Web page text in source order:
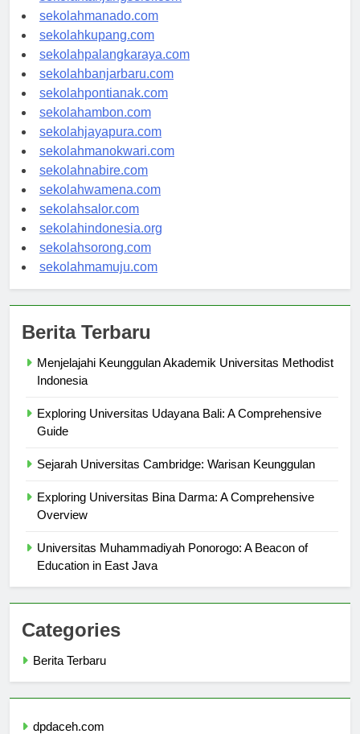
sekolahtanjungselor.com
sekolahmanado.com
sekolahkupang.com
sekolahpalangkaraya.com
sekolahbanjarbaru.com
sekolahpontianak.com
sekolahambon.com
sekolahjayapura.com
sekolahmanokwari.com
sekolahnabire.com
sekolahwamena.com
sekolahsalor.com
sekolahindonesia.org
sekolahsorong.com
Menjelajahi Keunggulan Akademik Universitas Methodist
Exploring Universitas Udayana Bali: A Comprehensive
Exploring Universitas Bina Darma: A Comprehensive
Universitas Muhammadiyah Ponorogo: A Beacon of
Categories